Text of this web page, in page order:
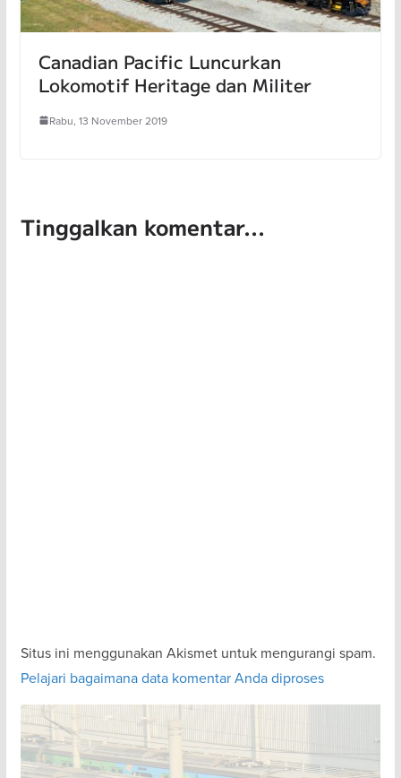
Canadian Pacific Luncurkan
Lokomotif Heritage dan Militer
Rabu, 13 November 2019
Tinggalkan komentar...
Situs ini menggunakan Akismet untuk mengurangi spam.
Pelajari bagaimana data komentar Anda diproses